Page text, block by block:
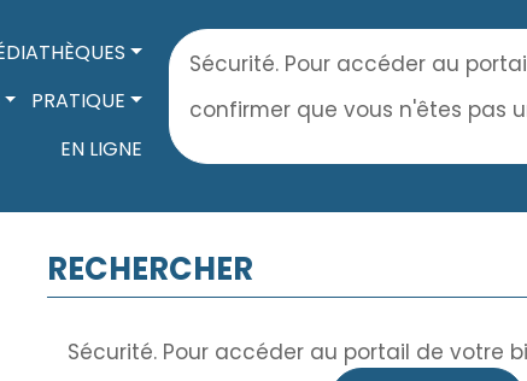
PRATIQUE
EN LIGNE
Sécurité. Pour accéder au
confirmer que vous n'êtes pas
RECHERCHER
Sécurité. Pour accéder au portail de votre